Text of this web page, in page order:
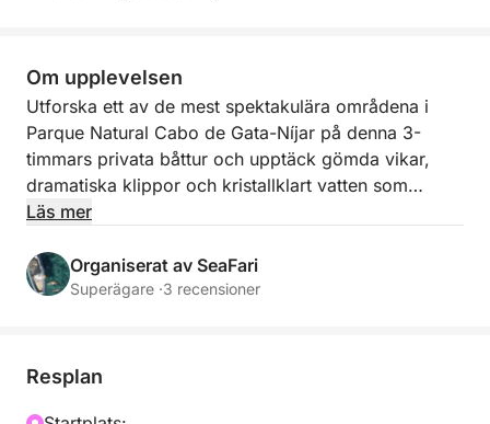
Om upplevelsen
Utforska ett av de mest spektakulära områdena i
Parque Natural Cabo de Gata-Níjar på denna 3-
timmars privata båttur och upptäck gömda vikar,
dramatiska klippor och kristallklart vatten som
endast är tillgängligt via sjövägen.
Vi börjar vår resa genom att navigera längs de
imponerande klipporna i Faro de Mesa Roldán, där
Läs mer
Organiserat av SeaFari
Superägare ·3 recensioner
Resplan